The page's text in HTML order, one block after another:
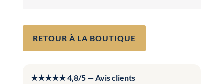
RETOUR À LA BOUTIQUE
★★★★★ 4,8/5 — Avis clients